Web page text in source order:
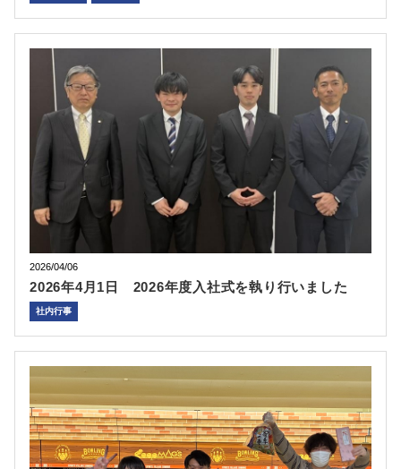
2026/04/06
2026年4月1日 2026年度入社式を執り行いました
社内行事